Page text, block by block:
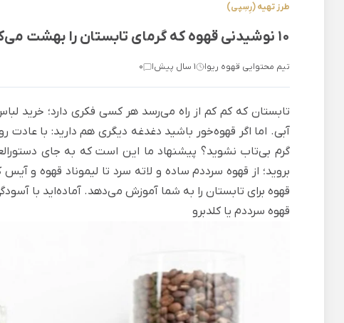
طرز تهیه (رِسِپی)
10 نوشیدنی قهوه که گرمای تابستان را بهشت می‌کنند
تیم محتوایی قهوه ریو| 1 سال پیش |
0
تابستان که کم کم از راه می‌رسد هر کسی فکری دارد؛ خرید
آبی. اما اگر قهوه‌خور باشید دغدغه دیگری هم دارید: با
گرم بی‌تاب نشوید؟ پیشنهاد ما این است که به جای
بروید؛ از قهوه سرددم ساده و لاته سرد تا لیموناد قهوه و
قهوه برای تابستان را به شما آموزش می‌دهد. آماده‌اید با
قهوه سرددم یا کلدبرو